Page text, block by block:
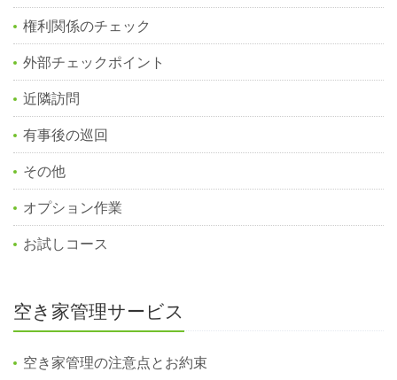
権利関係のチェック
外部チェックポイント
近隣訪問
有事後の巡回
その他
オプション作業
お試しコース
空き家管理サービス
空き家管理の注意点とお約束